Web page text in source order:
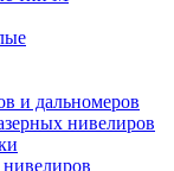
и дальномеров
нивелиров